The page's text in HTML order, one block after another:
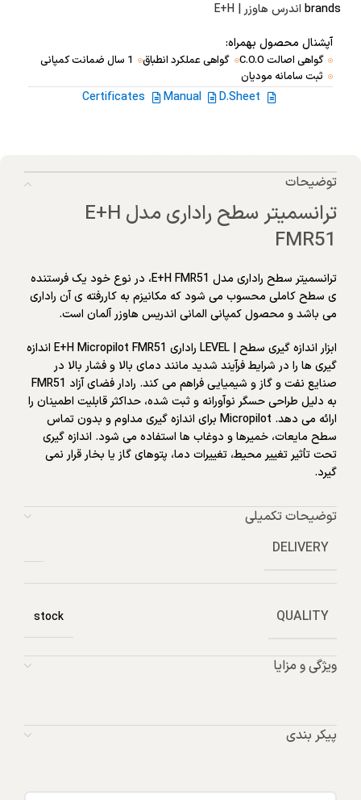
brands اندرس هاوزر | E+H
آپشنال محصول بهمراه:
گواهی اصالت C.O.O گواهی عملکرد انطباق
1 سال ضمانت کمپانی
ثبت سامانه مودیان
D.Sheet
Manual
Certificates
توضیحات
ترانسمیتر سطح راداری مدل E+H
FMR51
ترانسمیتر سطح راداری مدل E+H FMR51، در نوع خود یک فرستنده
ی سطح کاملی محسوب می شود که مکانیزم به کاررفته ی آن راداری
می باشد و محصول کمپانی المانی اندریس هاوزر آلمان است.
ابزار اندازه گیری سطح | LEVEL راداری E+H Micropilot FMR51 اندازه
گیری ها را در شرایط فرآیند شدید مانند دمای بالا و فشار بالا در
صنایع نفت و گاز و شیمیایی فراهم می کند. رادار فضای آزاد FMR51
به دلیل طراحی حسگر نوآورانه و ثبت شده، حداکثر قابلیت اطمینان را
ارائه می دهد. Micropilot برای اندازه گیری مداوم و بدون تماس
سطح مایعات، خمیرها و دوغاب ها استفاده می شود. اندازه گیری
تحت تأثیر تغییر محیط، تغییرات دما، پتوهای گاز یا بخار قرار نمی
گیرد.
توضیحات تکمیلی
DELIVERY
QUALITY
stock
ویژگی و مزایا
پیکر بندی